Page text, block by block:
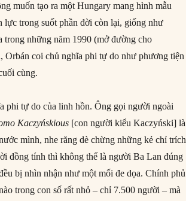
muốn tạo ra một Hungary mang hình mẫu
lực trong suốt phần đời còn lại, giống như
những năm 1990 (mở đường cho
coi chủ nghĩa phi tự do như phương tiện
cùng.
phi tự do của linh hồn. Ông gọi người ngoài
Kaczyńskious [con người kiểu Kaczyński] là
mình, nhe răng dè chừng những kẻ chỉ trích
đồng tính thì không thể là người Ba Lan đúng
bị nhìn nhận như một mối đe dọa. Chính phủ
trong con số rất nhỏ – chỉ 7.500 người – mà